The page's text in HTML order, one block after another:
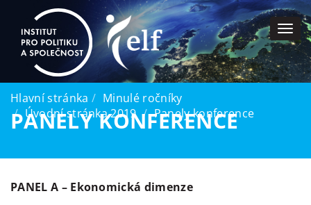
Hlavní stránka
Minulé ročníky
Úvodní stránka 2019
Panely konference
PANELY KONFERENCE
PANEL A – Ekonomická dimenze